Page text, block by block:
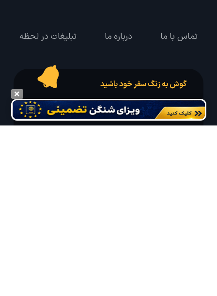
تماس با ما درباره ما تبلیغات در لحظه
گوش به زنگ سفر خود باشید
درخواست سفر خود را در مدت زمان دلخواه ثبت و پیامک بهترین آفر مربوط به تور
درخواستی خود را دریافت نمایید